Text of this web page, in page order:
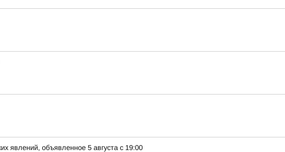
явлений, объявленное 5 августа с 19:00